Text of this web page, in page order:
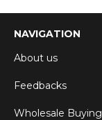
NAVIGATION
About us
Feedbacks
Wholesale Buying